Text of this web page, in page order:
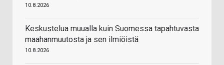
10.8.2026
Keskustelua muualla kuin Suomessa tapahtuvasta
maahanmuutosta ja sen ilmiöistä
10.8.2026